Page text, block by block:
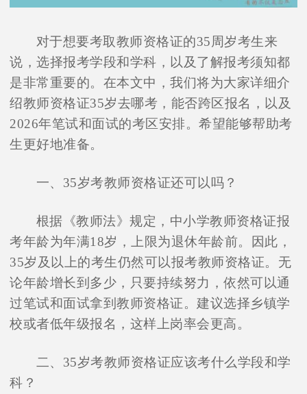
对于想要考取教师资格证的35周岁考生来
说，选择报考学段和学科，以及了解报考须知都
是非常重要的。在本文中，我们将为大家详细介
绍教师资格证35岁去哪考，能否跨区报名，以及
2026年笔试和面试的考区安排。希望能够帮助考
生更好地准备。
一、35岁考教师资格证还可以吗？
根据《教师法》规定，中小学教师资格证报
考年龄为年满18岁，上限为退休年龄前。因此，
35岁及以上的考生仍然可以报考教师资格证。无
论年龄增长到多少，只要持续努力，依然可以通
过笔试和面试拿到教师资格证。建议选择乡镇学
校或者低年级报名，这样上岗率会更高。
二、35岁考教师资格证应该考什么学段和学
科？